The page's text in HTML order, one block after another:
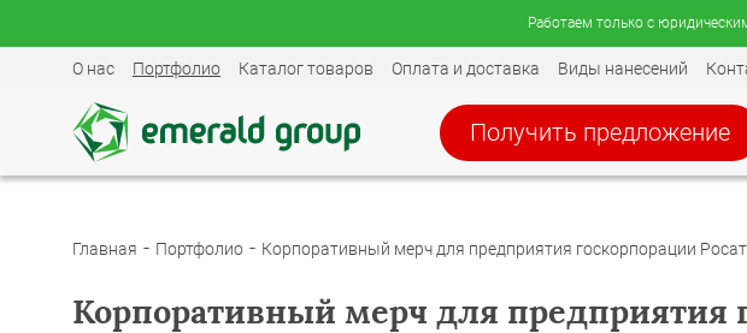
Работаем только с
О нас Портфолио Каталог товаров Оплата и доставка Виды нанесений
Получить предложение
Главная Портфолио Корпоративный мерч для предприятия госкорпорации
Корпоративный мерч для предприятия